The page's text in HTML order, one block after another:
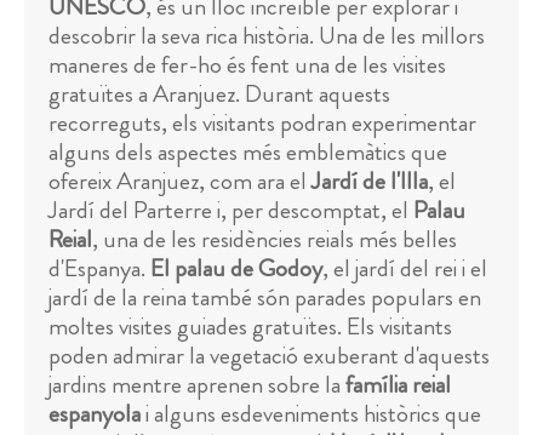
descobrir la seva rica història. Una de les millors
maneres de fer-ho és fent una de les visites
gratuïtes a Aranjuez. Durant aquests
recorreguts, els visitants podran experimentar
alguns dels aspectes més emblemàtics que
ofereix Aranjuez, com ara elJardí de l'Illa, el
Jardí del Parterre i, per descomptat, el Palau
Reial, una de les residències reials més belles
d'Espanya. El palau de Godoy, el jardí del rei i el
jardí de la reina també són parades populars en
moltes visites guiades gratuïtes. Els visitants
poden admirar la vegetació exuberant d'aquests
jardins mentre aprenen sobre lafamília reial
espanyolai alguns esdeveniments històrics que